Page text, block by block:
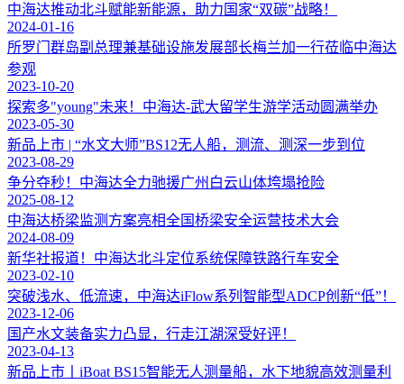
中海达推动北斗赋能新能源，助力国家“双碳”战略！
2024-01-16
所罗门群岛副总理兼基础设施发展部长梅兰加一行莅临中海达
参观
2023-10-20
探索多"young"未来！中海达-武大留学生游学活动圆满举办
2023-05-30
新品上市 | “水文大师”BS12无人船，测流、测深一步到位
2023-08-29
争分夺秒！中海达全力驰援广州白云山体垮塌抢险
2025-08-12
中海达桥梁监测方案亮相全国桥梁安全运营技术大会
2024-08-09
新华社报道！中海达北斗定位系统保障铁路行车安全
2023-02-10
突破浅水、低流速，中海达iFlow系列智能型ADCP创新“低”！
2023-12-06
国产水文装备实力凸显，行走江湖深受好评！
2023-04-13
新品上市丨iBoat BS15智能无人测量船，水下地貌高效测量利